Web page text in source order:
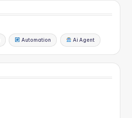
Automation Ai Agent